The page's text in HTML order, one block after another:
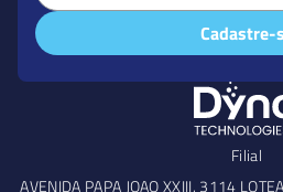
Cadastre-
Filial
AVENIDA PAPA JOAO XXIII, 3114